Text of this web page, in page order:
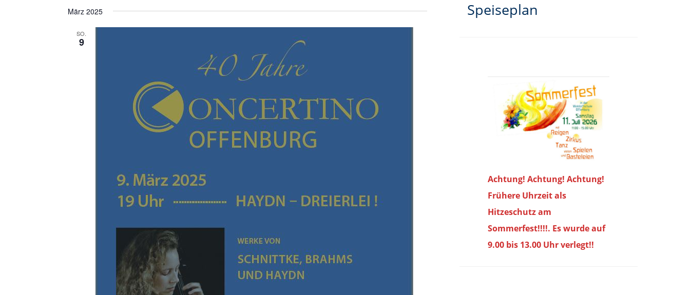
März 2025
SO.
9
Speiseplan
Achtung! Achtung! Achtung!
Frühere Uhrzeit als
Hitzeschutz am
Sommerfest!!!!. Es wurde auf
9.00 bis 13.00 Uhr verlegt!!